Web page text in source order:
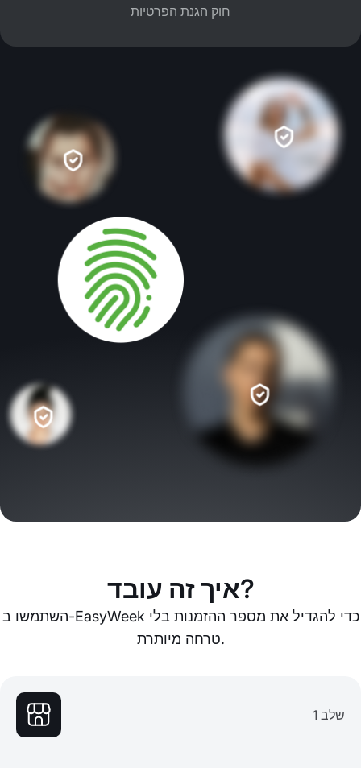
חוק הגנת הפרטיות
איך זה עובד?
השתמשו ב-EasyWeek כדי להגדיל את מספר ההזמנות בלי
טרחה מיותרת.
שלב 1